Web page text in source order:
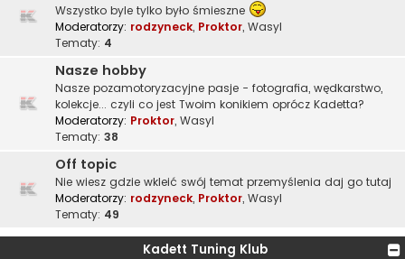
Wszystko byle tylko było śmieszne
Moderatorzy: rodzyneck, Proktor, Wasyl
Tematy: 4
Nasze hobby
Nasze pozamotoryzacyjne pasje - fotografia, wędkarstwo,
kolekcje... czyli co jest Twoim konikiem oprócz Kadetta?
Moderatorzy: Proktor, Wasyl
Tematy: 38
Off topic
Nie wiesz gdzie wkleić swój temat przemyślenia daj go tutaj
Moderatorzy: rodzyneck, Proktor, Wasyl
Tematy: 49
Kadett Tuning Klub